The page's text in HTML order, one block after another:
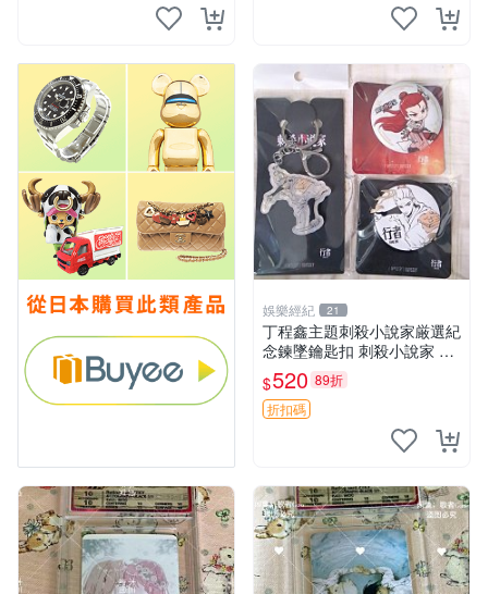
娛樂經紀 21
丁程鑫主題刺殺小說家厳選紀
念鍊墜鑰匙扣 刺殺小說家 丁
程鑫 鍊墜
$520 89折
折扣碼